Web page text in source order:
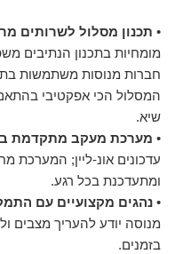
• תכנון מסלול לשרותים
מומחיות בתכנון הנתיבים
חברות מנוסות משתמשות
המסלול הכי אפקטיבי
שיא.
• מערכת מעקב מתקדמת
עדכונים אונ-ליין; המערכת
ומתעדכנת בכל רגע.
•נהגים מקצועיים עם
מנוסה יודע להעריך מצבים
בזמנים.